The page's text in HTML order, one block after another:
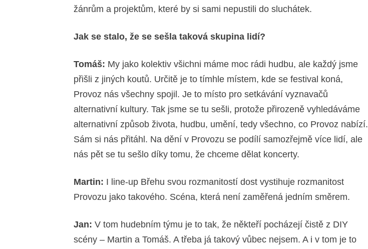
žánrům a projektům, které by si sami nepustili do sluchátek.
Jak se stalo, že se sešla taková skupina lidí?
Tomáš: My jako kolektiv všichni máme moc rádi hudbu, ale každý jsme
přišli z jiných koutů. Určitě je to tímhle místem, kde se festival koná,
Provoz nás všechny spojil. Je to místo pro setkávání vyznavačů
alternativní kultury. Tak jsme se tu sešli, protože přirozeně vyhledáváme
alternativní způsob života, hudbu, umění, tedy všechno, co Provoz nabízí.
Sám si nás přitáhl. Na dění v Provozu se podílí samozřejmě více lidí, ale
nás pět se tu sešlo díky tomu, že chceme dělat koncerty.
Martin: I line-up Břehu svou rozmanitostí dost vystihuje rozmanitost
Provozu jako takového. Scéna, která není zaměřená jedním směrem.
Jan: V tom hudebním týmu je to tak, že někteří pocházejí čistě z DIY
scény – Martin a Tomáš. A třeba já takový vůbec nejsem. A i v tom je to